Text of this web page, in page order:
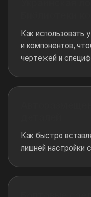
Как использовать
и компонентов,
чертежей и
Как быстро
лишней настройки